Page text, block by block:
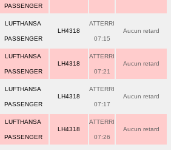
PASSENGER
LUFTHANSA
PASSENGER
LH4318
ATTERRI
07:15
Aucun retard
LUFTHANSA
PASSENGER
LH4318
ATTERRI
07:21
Aucun retard
LUFTHANSA
PASSENGER
LH4318
ATTERRI
07:17
Aucun retard
LUFTHANSA
PASSENGER
LH4318
ATTERRI
07:26
Aucun retard